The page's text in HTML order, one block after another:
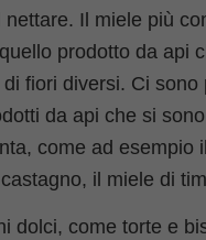
Il miele più
prodotto da api
fiori diversi. Ci sono
da api che si
come ad esempio
il miele di
dolci, come torte e